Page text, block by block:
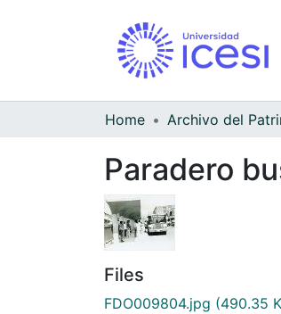
Home
Paradero
Files
FDO009804.jpg (490.35